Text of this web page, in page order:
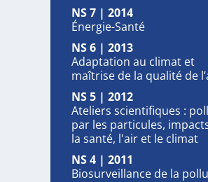
NS 7 | 2014
Énergie-Santé
NS 6 | 2013
Adaptation au climat et
maîtrise de la qualité de
NS 5 | 2012
Ateliers scientifiques :
par les particules,
la santé, l'air et le climat
NS 4 | 2011
Biosurveillance de la